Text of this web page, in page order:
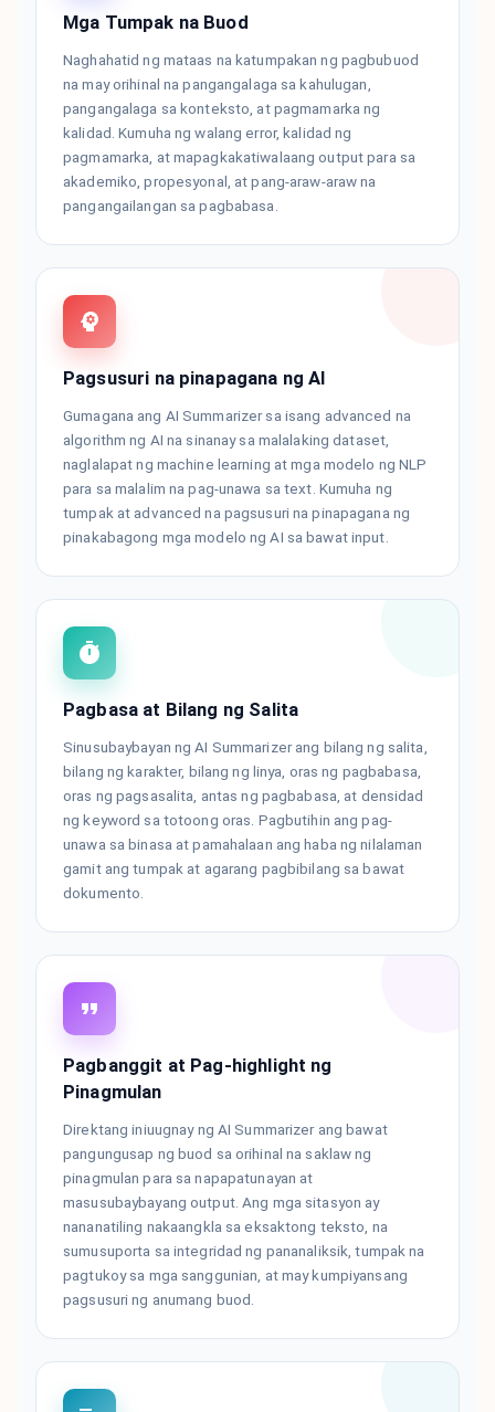
Mga Tumpak na Buod
Naghahatid ng mataas na katumpakan ng pagbubuod
na may orihinal na pangangalaga sa kahulugan,
pangangalaga sa konteksto, at pagmamarka ng
kalidad. Kumuha ng walang error, kalidad ng
pagmamarka, at mapagkakatiwalaang output para sa
akademiko, propesyonal, at pang-araw-araw na
pangangailangan sa pagbabasa.
Pagsusuri na pinapagana ng AI
Gumagana ang AI Summarizer sa isang advanced na
algorithm ng AI na sinanay sa malalaking dataset,
naglalapat ng machine learning at mga modelo ng NLP
para sa malalim na pag-unawa sa text. Kumuha ng
tumpak at advanced na pagsusuri na pinapagana ng
pinakabagong mga modelo ng AI sa bawat input.
Pagbasa at Bilang ng Salita
Sinusubaybayan ng AI Summarizer ang bilang ng salita,
bilang ng karakter, bilang ng linya, oras ng pagbabasa,
oras ng pagsasalita, antas ng pagbabasa, at densidad
ng keyword sa totoong oras. Pagbutihin ang pag-
unawa sa binasa at pamahalaan ang haba ng nilalaman
gamit ang tumpak at agarang pagbibilang sa bawat
dokumento.
Pagbanggit at Pag-highlight ng
Pinagmulan
Direktang iniuugnay ng AI Summarizer ang bawat
pangungusap ng buod sa orihinal na saklaw ng
pinagmulan para sa napapatunayan at
masusubaybayang output. Ang mga sitasyon ay
nananatiling nakaangkla sa eksaktong teksto, na
sumusuporta sa integridad ng pananaliksik, tumpak na
pagtukoy sa mga sanggunian, at may kumpiyansang
pagsusuri ng anumang buod.